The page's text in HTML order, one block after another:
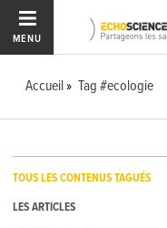
MENU
Accueil Tag #ecologie
TOUS LES CONTENUS TAGUÉS
LES ARTICLES